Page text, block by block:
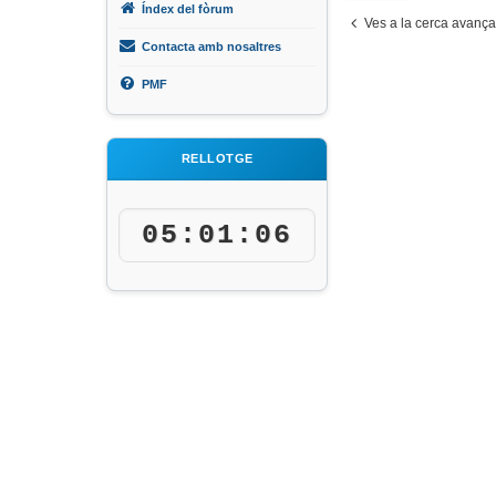
Índex del fòrum
Contacta amb nosaltres
PMF
RELLOTGE
05:01:06
Ves a la cerca